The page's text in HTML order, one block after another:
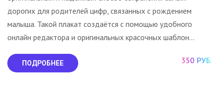
дорогих для родителей цифр, связанных с рождением
малыша. Такой плакат создаётся с помощью удобного
онлайн редактора и оригинальных красочных шаблон...
ПОДРОБНЕЕ 350 РУБ.